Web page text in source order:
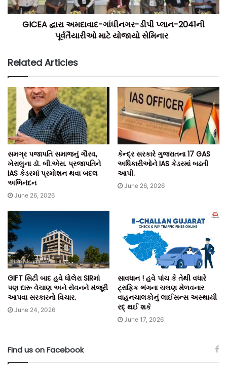
GICEA દ્વારા અમદાવાદ-ગાંધીનગર-ડીપી પ્લાન-2041ની
પૂર્વતૈયારીઓ માટે યોજાયો સેમિનાર
Related Articles
સમગ્ર પજાપતિ સમાજનું ગૌરવ,
ખેરાલુના ડૉ. બી.એસ. પ્રજાપતિને
IAS કેડરમાં પ્રમોશન થવા બદલ
અભિનંદન
June 26, 2026
કેન્દ્ર સરકારે ગુજરાતના 17 GAS
અધિકારીઓને IAS કેડરમાં બઢતી
આપી.
June 26, 2026
GIFT સિટી બાદ હવે ધોલેરા SIRમાં
પણ દારૂ વેચાણ અને સેવનને મંજૂરી
આપવા સરકારનો વિચાર.
June 24, 2026
સાવધાન ! હવે પાંચ કે તેથી વધારે
ટ્રાફિક ભંગના ચલણ મેળવનાર
વાહનચાલકોનું લાઈસન્સ અસ્થાયી
રદ્ થઈ શકે
June 17, 2026
Find us on Facebook